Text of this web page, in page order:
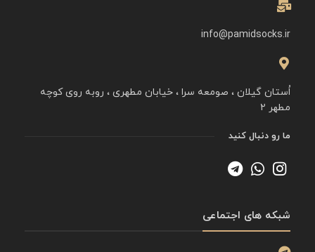
info@pamidsocks.ir
اُستان گیلان ، صومعه سرا ، خیابان مطهری ، روبه روی کوچه
مطهر ۲
ما رو دنبال کنید
شبکه های اجتماعی